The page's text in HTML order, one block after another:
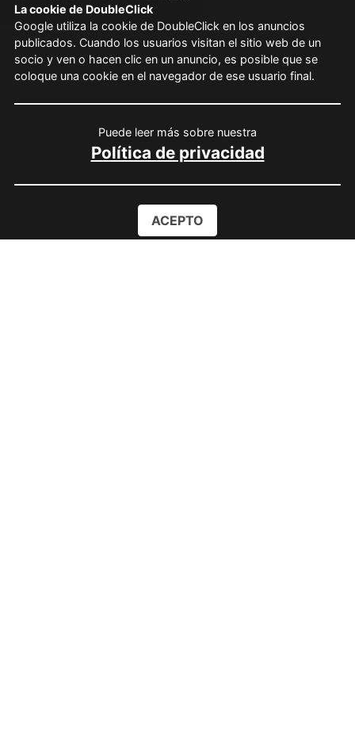
La cookie de DoubleClick
Google utiliza la cookie de DoubleClick en los anuncios
publicados. Cuando los usuarios visitan el sitio web de un
socio y ven o hacen clic en un anuncio, es posible que se
coloque una cookie en el navegador de ese usuario final.
Puede leer más sobre nuestra
Política de privacidad
ACEPTO